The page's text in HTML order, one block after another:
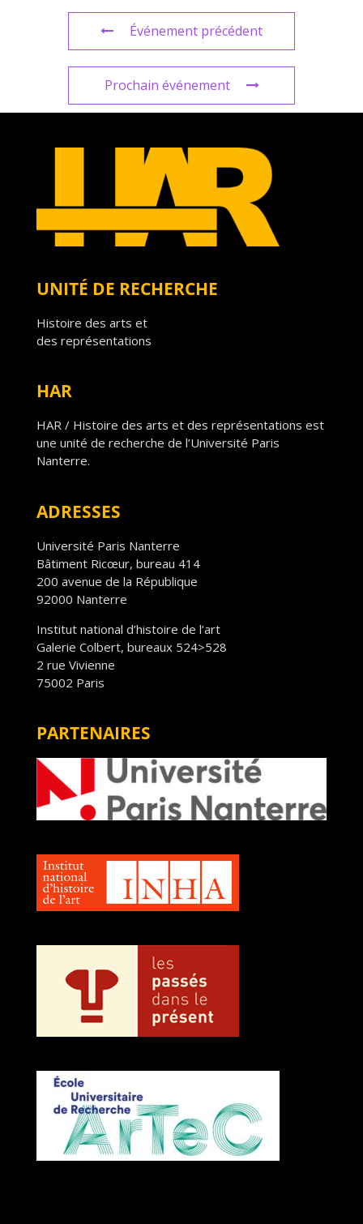
Événement précédent
Prochain événement
UNITÉ DE RECHERCHE
Histoire des arts et
des représentations
HAR
HAR / Histoire des arts et des représentations est
une unité de recherche de l’Université Paris
Nanterre.
ADRESSES
Université Paris Nanterre
Bâtiment Ricœur, bureau 414
200 avenue de la République
92000 Nanterre
Institut national d’histoire de l’art
Galerie Colbert, bureaux 524>528
2 rue Vivienne
75002 Paris
PARTENAIRES